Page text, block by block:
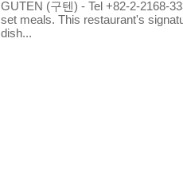
GUTEN (구텐) - Tel +82-2-2168-
set meals. This restaurant's
dish...